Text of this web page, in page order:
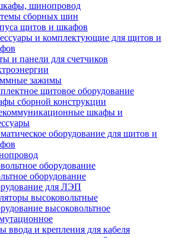
шинопровод
сборных шин
щитов и шкафов
и комплектующие для щитов и
и панели для счетчиков
зажимы
щитовое оборудование
сборной конструкции
шкафы и
оборудование для щитов и
оборудование
для ЛЭП
высоковольтные
высоковольтное